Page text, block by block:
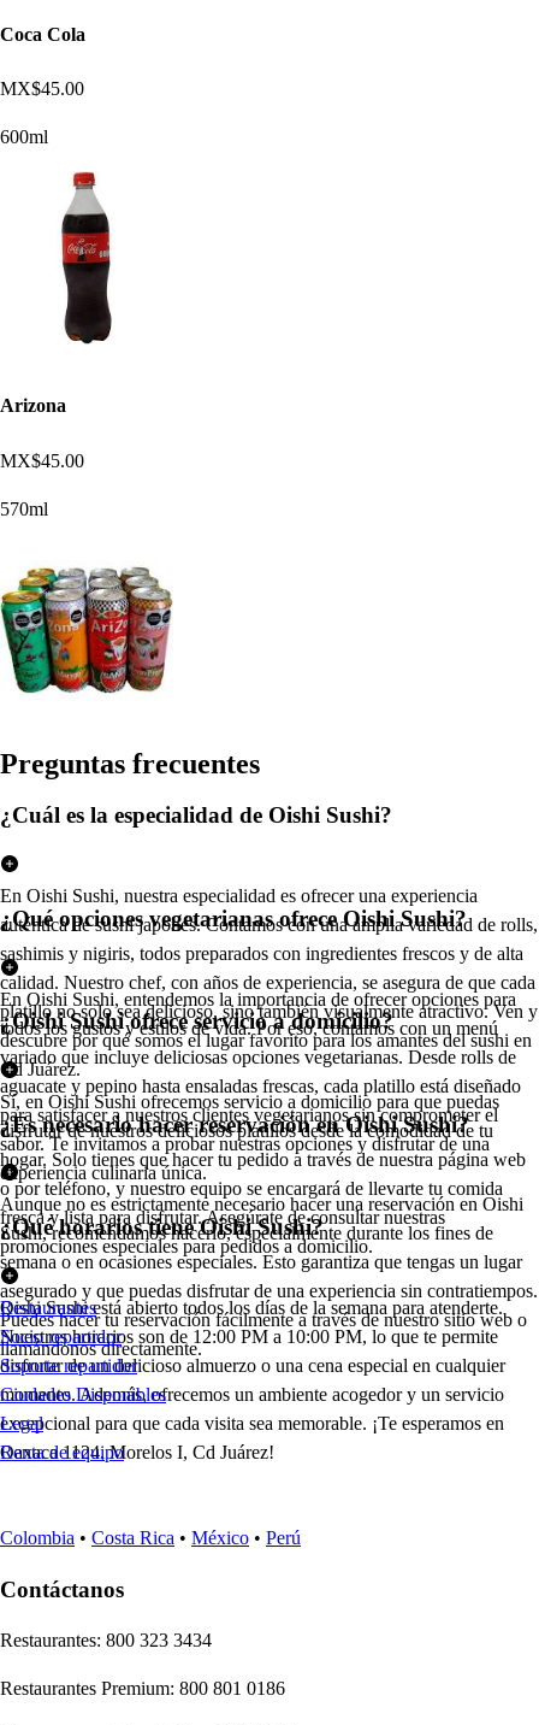
Coca Cola
MX$45.00
600ml
Arizona
MX$45.00
570ml
Preguntas frecuentes
¿Cuál es la especialidad de Oishi Sushi?
En Oishi Sushi, nuestra especialidad es ofrecer una experiencia
auténtica de sushi japonés. Contamos con una amplia variedad de rolls,
sashimis y nigiris, todos preparados con ingredientes frescos y de alta
calidad. Nuestro chef, con años de experiencia, se asegura de que cada
platillo no solo sea delicioso, sino también visualmente atractivo. Ven y
descubre por qué somos el lugar favorito para los amantes del sushi en
Cd Juárez.
¿Qué opciones vegetarianas ofrece Oishi Sushi?
En Oishi Sushi, entendemos la importancia de ofrecer opciones para
todos los gustos y estilos de vida. Por eso, contamos con un menú
variado que incluye deliciosas opciones vegetarianas. Desde rolls de
aguacate y pepino hasta ensaladas frescas, cada platillo está diseñado
para satisfacer a nuestros clientes vegetarianos sin comprometer el
sabor. Te invitamos a probar nuestras opciones y disfrutar de una
experiencia culinaria única.
¿Oishi Sushi ofrece servicio a domicilio?
Sí, en Oishi Sushi ofrecemos servicio a domicilio para que puedas
disfrutar de nuestros deliciosos platillos desde la comodidad de tu
hogar. Solo tienes que hacer tu pedido a través de nuestra página web
o por teléfono, y nuestro equipo se encargará de llevarte tu comida
fresca y lista para disfrutar. Asegúrate de consultar nuestras
promociones especiales para pedidos a domicilio.
¿Es necesario hacer reservación en Oishi Sushi?
Aunque no es estrictamente necesario hacer una reservación en Oishi
Sushi, recomendamos hacerlo, especialmente durante los fines de
semana o en ocasiones especiales. Esto garantiza que tengas un lugar
asegurado y que puedas disfrutar de una experiencia sin contratiempos.
Puedes hacer tu reservación fácilmente a través de nuestro sitio web o
llamándonos directamente.
¿Qué horarios tiene Oishi Sushi?
Oishi Sushi está abierto todos los días de la semana para atenderte.
Nuestros horarios son de 12:00 PM a 10:00 PM, lo que te permite
disfrutar de un delicioso almuerzo o una cena especial en cualquier
momento. Además, ofrecemos un ambiente acogedor y un servicio
excepcional para que cada visita sea memorable. ¡Te esperamos en
Oaxaca 1124, Morelos I, Cd Juárez!
Restaurantes
Socio repartidor
Soporte repartidor
Ciudades Disponibles
Legal
Renta de equipo
Colombia • Costa Rica • México • Perú
Contáctanos
Restaurantes: 800 323 3434
Restaurantes Premium: 800 801 0186